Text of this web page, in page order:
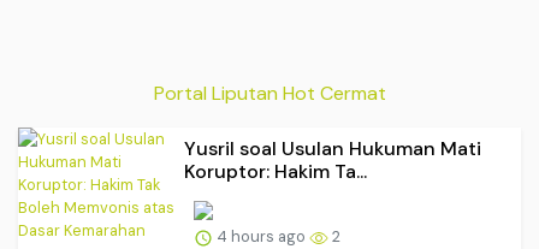
Portal Liputan Hot Cermat
Yusril soal Usulan Hukuman Mati
Koruptor: Hakim Ta...
4 hours ago 2